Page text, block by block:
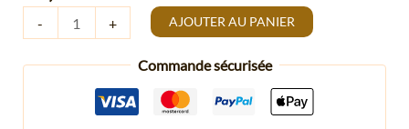
- + AJOUTER AU PANIER
Commande sécurisée